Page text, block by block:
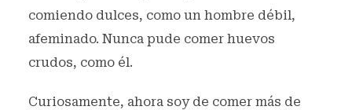
comiendo dulces, como un hombre débil,
afeminado. Nunca pude comer huevos
crudos, como él.
Curiosamente, ahora soy de comer más de